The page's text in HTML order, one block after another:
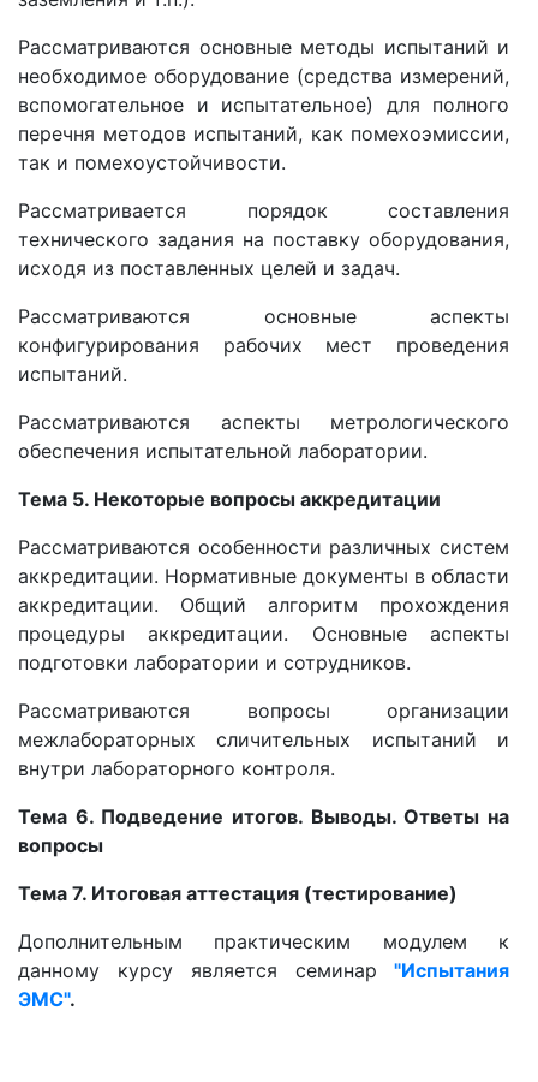
Рассматриваются основные методы испытаний и
необходимое оборудование (средства измерений,
вспомогательное и испытательное) для полного
перечня методов испытаний, как помехоэмиссии,
так и помехоустойчивости.
Рассматривается порядок составления
технического задания на поставку оборудования,
исходя из поставленных целей и задач.
Рассматриваются основные аспекты
конфигурирования рабочих мест проведения
испытаний.
Рассматриваются аспекты метрологического
обеспечения испытательной лаборатории.
Тема 5. Некоторые вопросы аккредитации
Рассматриваются особенности различных систем
аккредитации. Нормативные документы в области
аккредитации. Общий алгоритм прохождения
процедуры аккредитации. Основные аспекты
подготовки лаборатории и сотрудников.
Рассматриваются вопросы организации
межлабораторных сличительных испытаний и
внутри лабораторного контроля.
Тема 6. Подведение итогов. Выводы. Ответы на
вопросы
Тема 7. Итоговая аттестация (тестирование)
Дополнительным практическим модулем к
данному курсу является семинар
"Испытания
ЭМС".